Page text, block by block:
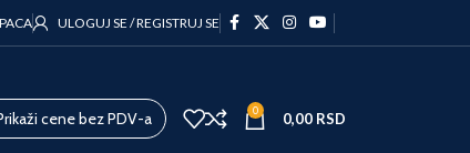
ULOGUJ SE / REGISTRUJ SE
cene bez PDV-a 0 0,00 RSD